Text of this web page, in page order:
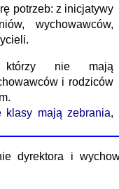
potrzeb: z inicjatywy
wychowawców,
którzy nie mają
i rodziców
klasy mają zebrania,
dyrektora i